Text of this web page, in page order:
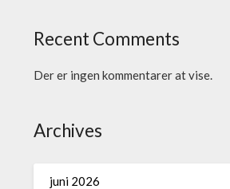
Recent Comments
Der er ingen kommentarer at vise.
Archives
juni 2026